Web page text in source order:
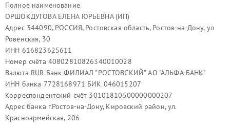
Полное наименование
ОРШОКДУГОВА ЕЛЕНА ЮРЬЕВНА (ИП)
Адрес 344090, РОССИЯ, Ростовская область, Ростов-на-Дону, ул
Ровенская, 30
ИНН 616823625611
Номер счёта 40802810826340010028
Валюта RUR Банк ФИЛИАЛ "РОСТОВСКИЙ" АО "АЛЬФА-БАНК"
ИНН банка 7728168971 БИК 046015207
Корреспондентский счёт 30101810500000000207
Адрес банка г.Ростов-на-Дону, Кировский район, ул.
Красноармейская, 206